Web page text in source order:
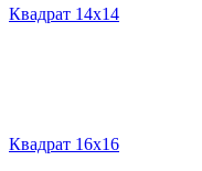
Квадрат 14х14
Квадрат 16х16